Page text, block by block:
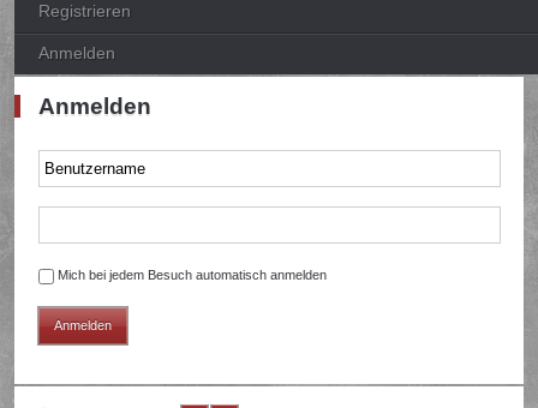
Registrieren
Anmelden
Anmelden
Mich bei jedem Besuch automatisch anmelden